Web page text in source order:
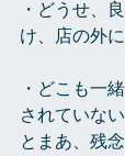
・どうせ、
け、店の外
・どこも一
されていない
とまあ、残